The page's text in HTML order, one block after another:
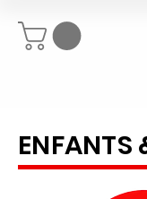
ENFANTS